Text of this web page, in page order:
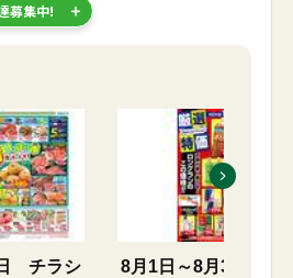
募集中!
チラシ
8月1日～8月31日